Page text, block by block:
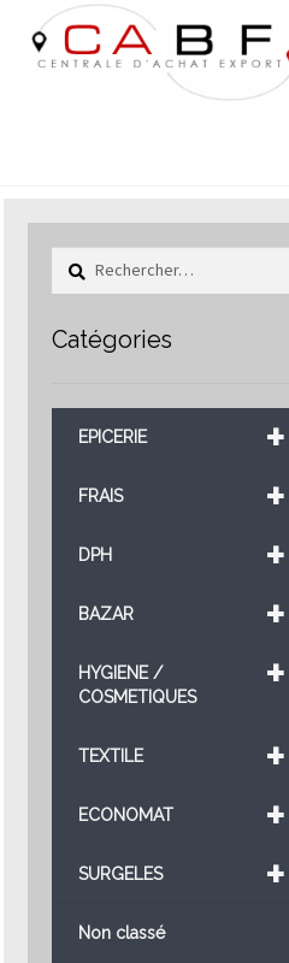
Aller
à
la
Aller
au
contenu
Rechercher :
Catégories
+
EPICERIE
+
FRAIS
+
DPH
+
BAZAR
+
HYGIENE /
COSMETIQUES
+
TEXTILE
+
ECONOMAT
+
SURGELES
Non classé